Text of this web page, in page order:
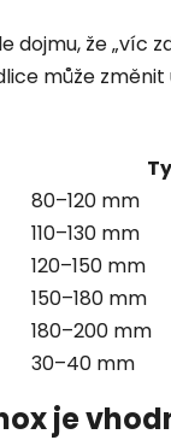
dojmu, že „víc
může
80–120 mm
110–130 mm
120–150 mm
150–180 mm
180–200 mm
30–40 mm
je